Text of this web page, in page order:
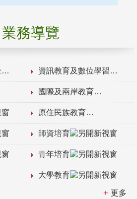
業務導覽
資訊教育及數位學習
國際及兩岸教育
原住民族教育
師資培育
青年培育
大學教育
更多